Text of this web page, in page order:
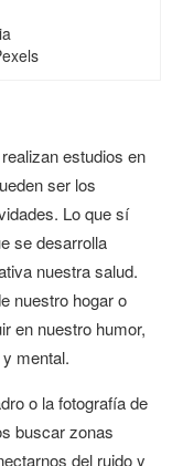
estudios en
ser los
Lo que sí
se desarrolla
nuestra salud.
nuestro hogar o
en nuestro humor,
mental.
o la fotografía de
buscar zonas
del ruido y